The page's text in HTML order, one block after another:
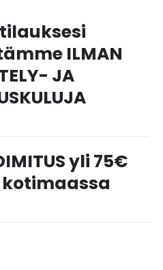
ILMAN
JA
yli 75€